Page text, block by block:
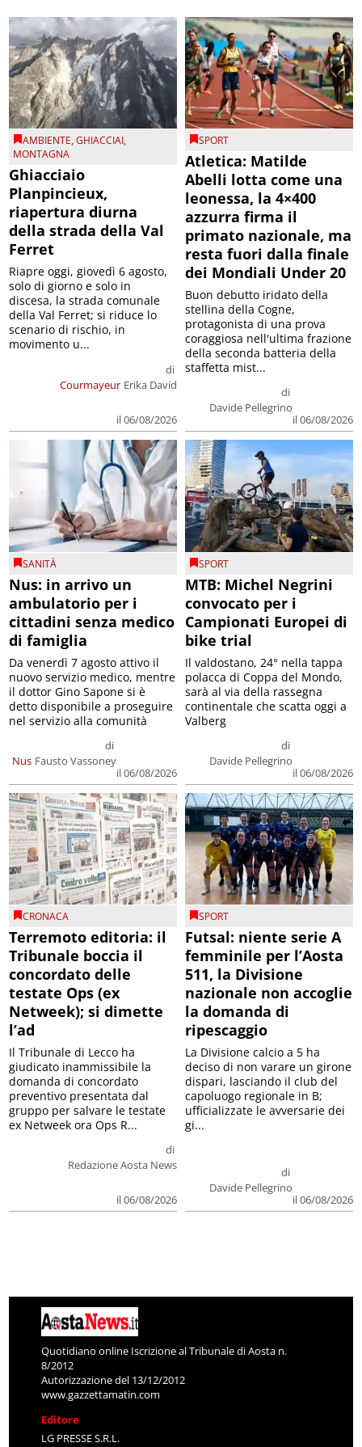
AMBIENTE,GHIACCIAI,
MONTAGNA
Ghiacciaio
Planpincieux,
riapertura diurna
della strada della Val
Ferret
Courmayeur
di
Erika David
il 06/08/2026
Riapre oggi, giovedì 6 agosto,
solo di giorno e solo in
discesa, la strada comunale
della Val Ferret; si riduce lo
scenario di rischio, in
movimento u...
SPORT
Atletica: Matilde
Abelli lotta come una
leonessa, la 4×400
azzurra firma il
primato nazionale, ma
resta fuori dalla finale
dei Mondiali Under 20
di
Davide Pellegrino
il 06/08/2026
Buon debutto iridato della
stellina della Cogne,
protagonista di una prova
coraggiosa nell'ultima frazione
della seconda batteria della
staffetta mist...
SANITÀ
Nus: in arrivo un
ambulatorio per i
cittadini senza medico
di famiglia
Nus
di
Fausto Vassoney
il 06/08/2026
Da venerdì 7 agosto attivo il
nuovo servizio medico, mentre
il dottor Gino Sapone si è
detto disponibile a proseguire
nel servizio alla comunità
SPORT
MTB: Michel Negrini
convocato per i
Campionati Europei di
bike trial
di
Davide Pellegrino
il 06/08/2026
Il valdostano, 24° nella tappa
polacca di Coppa del Mondo,
sarà al via della rassegna
continentale che scatta oggi a
Valberg
CRONACA
Terremoto editoria: il
Tribunale boccia il
concordato delle
testate Ops (ex
Netweek); si dimette
l’ad
di
Redazione Aosta News
il 06/08/2026
Il Tribunale di Lecco ha
giudicato inammissibile la
domanda di concordato
preventivo presentata dal
gruppo per salvare le testate
ex Netweek ora Ops R...
SPORT
Futsal: niente serie A
femminile per l’Aosta
511, la Divisione
nazionale non accoglie
la domanda di
ripescaggio
di
Davide Pellegrino
il 06/08/2026
La Divisione calcio a 5 ha
deciso di non varare un girone
dispari, lasciando il club del
capoluogo regionale in B;
ufficializzate le avversarie dei
gi...
Quotidiano online Iscrizione al Tribunale di Aosta n.
8/2012
Autorizzazione del 13/12/2012
www.gazzettamatin.com
Editore
LG PRESSE S.R.L.